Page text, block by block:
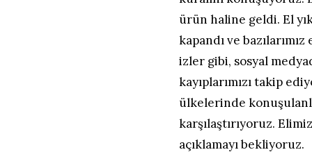
ürün haline geldi. El
kapandı ve
izler gibi, sosyal
kayıplarımızı takip
ülkelerinde
karşılaştırıyoruz.
açıklamayı bekliyoruz.